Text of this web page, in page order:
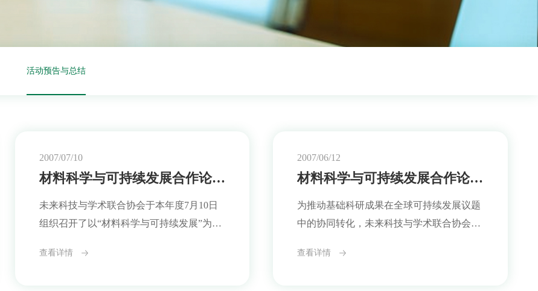
活动预告与总结
2007/07/10
材料科学与可持续发展合作论坛：从基础研究走向跨国协同实践
未来科技与学术联合协会于本年度7月10日
组织召开了以“材料科学与可持续发展”为主
研领域为核心举办的专题活动，来自多个国
查看详情
2007/06/12
材料科学与可持续发展合作论坛预告
为推动基础科研成果在全球可持续发展议题
中的协同转化，未来科技与学术联合协会
为“材料科学与可持续发展合作论坛”的专题
查看详情